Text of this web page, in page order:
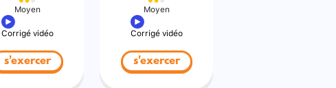
Moyen
Corrigé vidéo
s'exercer
Moyen
Corrigé vidéo
s'exercer